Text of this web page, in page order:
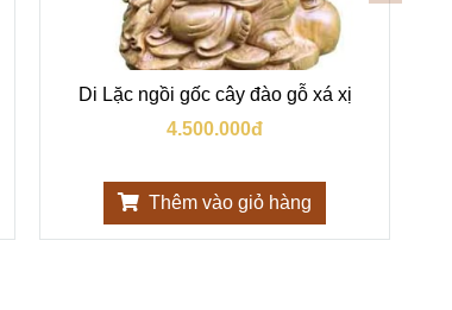
Di Lặc ngồi gốc cây đào gỗ xá xị
4.500.000đ
Thêm vào giỏ hàng